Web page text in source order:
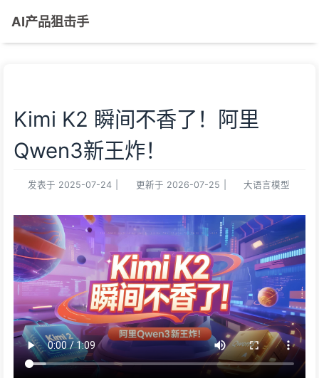
AI产品狙击手
Kimi K2 瞬间不香了！阿里
Qwen3新王炸！
发表于 2025-07-24 更新于 2026-07-25 大语言模型